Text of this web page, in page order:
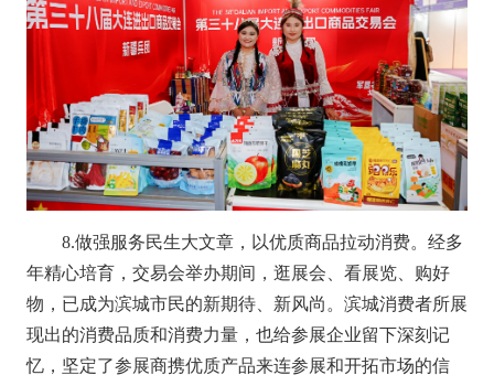
8.做强服务民生大文章，以优质商品拉动消费。 经多
年精心培育，交易会举办期间，逛展会、看展览、购好
物，已成为滨城市民的新期待、新风尚。滨城消费者所展
现出的消费品质和消费力量，也给参展企业留下深刻记
忆，坚定了参展商携优质产品来连参展和开拓市场的信